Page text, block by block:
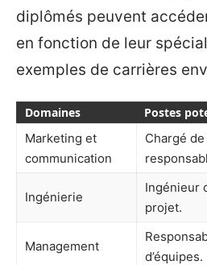
diplômés peuvent
en fonction de leur
exemples de carrières
Domaines
Postes
Marketing et
communication
Chargé
Ingénierie
Ingénieur
projet.
Management
d’équipes.